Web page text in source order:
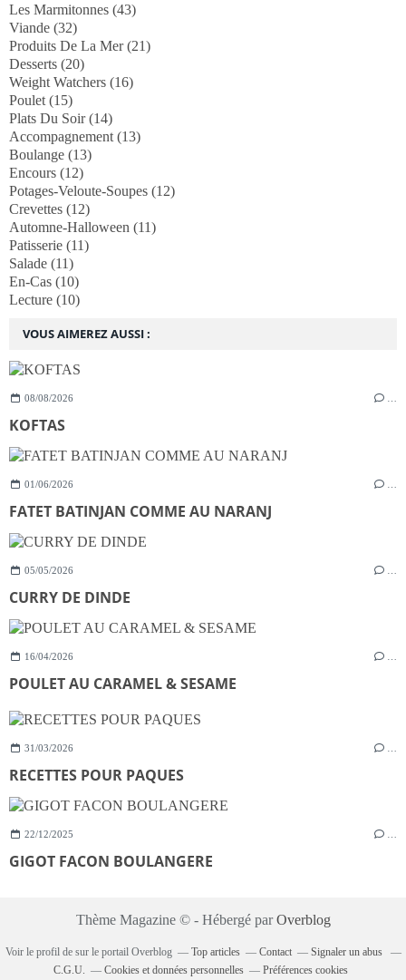
VOUS AIMEREZ AUSSI :
08/08/2026
KOFTAS
01/06/2026
FATET BATINJAN COMME AU NARANJ
05/05/2026
CURRY DE DINDE
16/04/2026
POULET AU CARAMEL & SESAME
31/03/2026
RECETTES POUR PAQUES
22/12/2025
GIGOT FACON BOULANGERE
Les Marmitonnes (43)
Viande (32)
Produits De La Mer(21)
Desserts (20)
Weight Watchers (16)
Poulet (15)
Plats Du Soir(14)
Accompagnement (13)
Boulange (13)
Encours (12)
Potages-Veloute-Soupes (12)
Crevettes (12)
Automne-Halloween (11)
Patisserie (11)
Salade (11)
En-Cas (10)
Lecture (10)
Thème Magazine © - Hébergé parOverblog
Voir le profil de sur le portail Overblog Top articles Contact
Signaler un abus
C.G.U.
Cookies et données personnelles Préférences cookies